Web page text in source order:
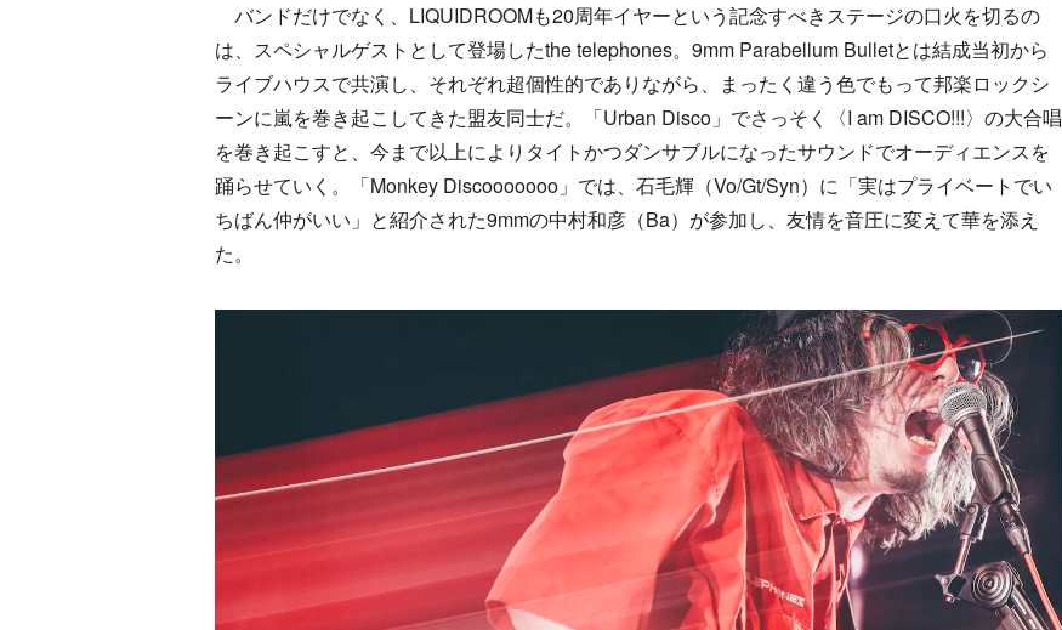
バンドだけでなく、LIQUIDROOMも20周年イヤーという記念すべきステージの口火を切るの
は、スペシャルゲストとして登場したthe telephones。9mm Parabellum Bulletとは結成当初から
ライブハウスで共演し、それぞれ超個性的でありながら、まったく違う色でもって邦楽ロックシ
ーンに嵐を巻き起こしてきた盟友同士だ。「Urban Disco」でさっそく〈I am DISCO!!!〉の大合唱
を巻き起こすと、今まで以上によりタイトかつダンサブルになったサウンドでオーディエンスを
踊らせていく。「Monkey Discooooooo」では、石毛輝（Vo/Gt/Syn）に「実はプライベートでい
ちばん仲がいい」と紹介された9mmの中村和彦（Ba）が参加し、友情を音圧に変えて華を添え
た。